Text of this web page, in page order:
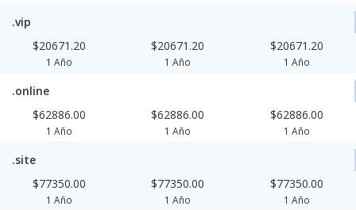
.vip
$20671.20
1 Año
$20671.20
1 Año
$20671.20
1 Año
.online
$62886.00
1 Año
$62886.00
1 Año
$62886.00
1 Año
.site
$77350.00
1 Año
$77350.00
1 Año
$77350.00
1 Año